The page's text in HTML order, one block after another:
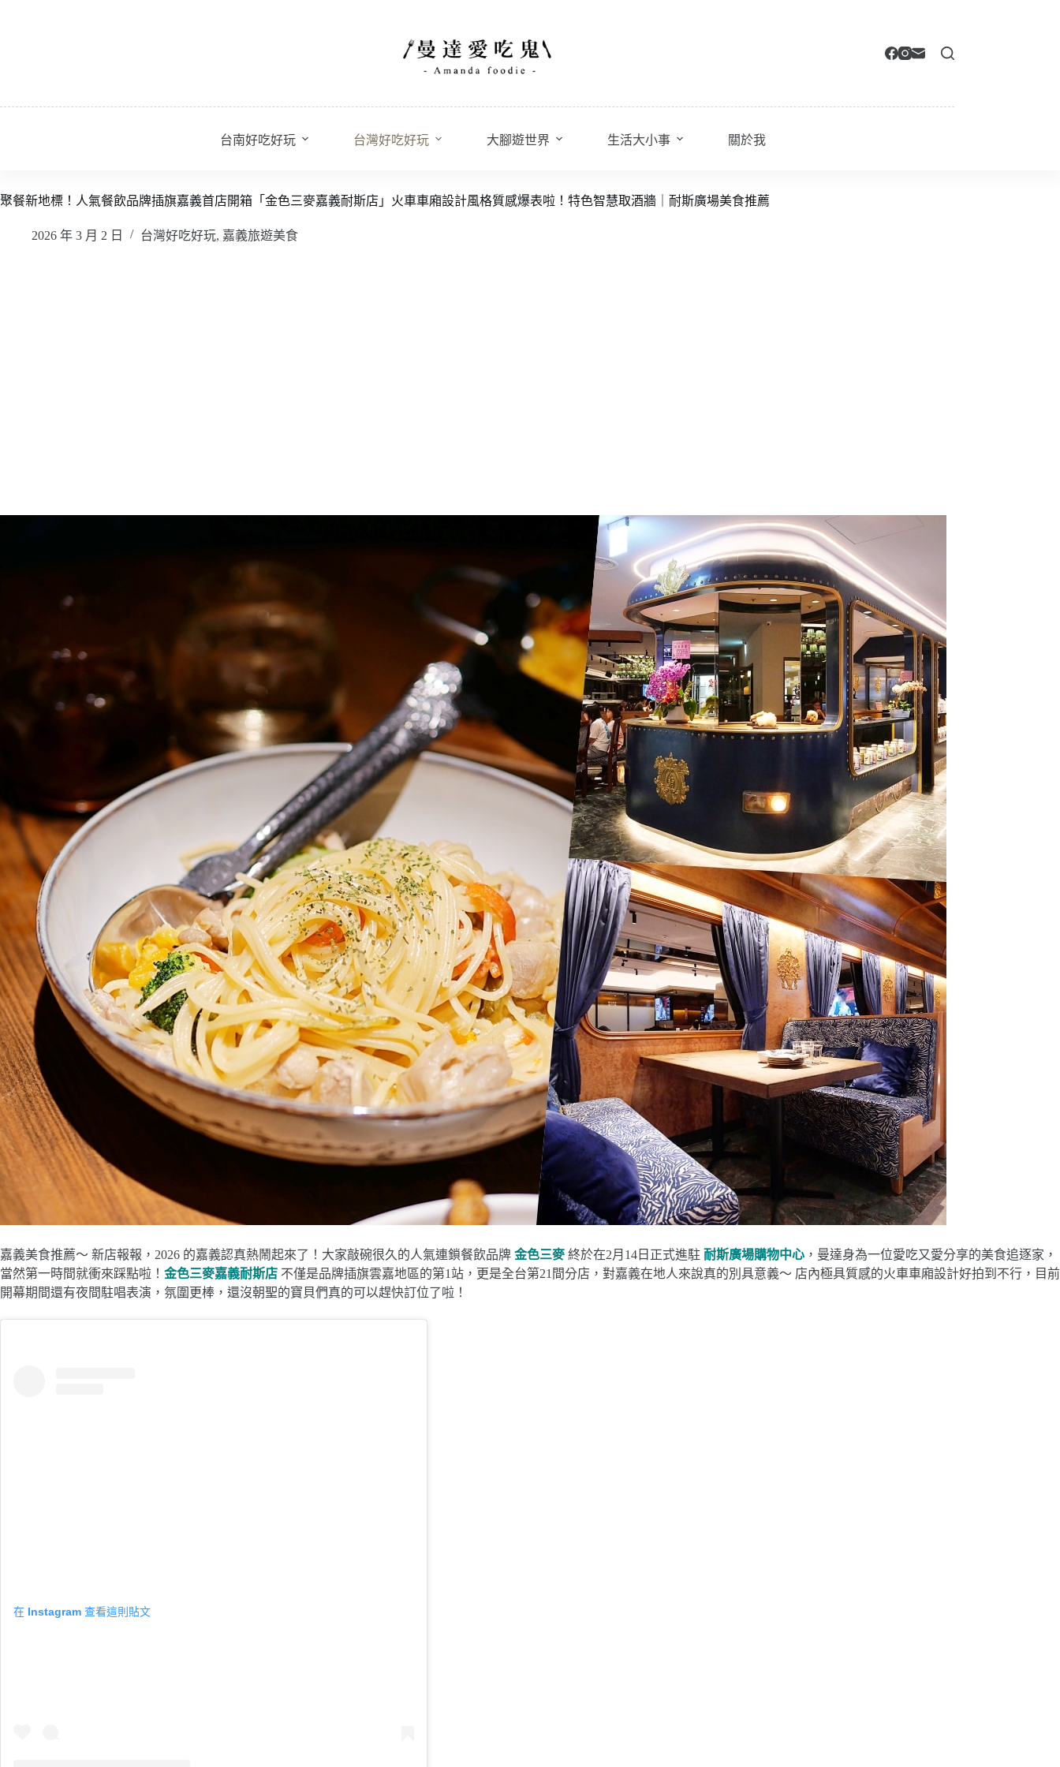
容
台南好吃好玩 台灣好吃好玩 大腳遊世界 生活大小事 關於我
聚餐新地標！人氣餐飲品牌插旗嘉義首店開箱「金色三麥嘉義耐斯店」火車車廂設計風格質感爆表啦！特色智慧取酒牆｜耐斯廣場美食推薦
2026 年 3 月 2 日 台灣好吃好玩, 嘉義旅遊美食
嘉義美食推薦～ 新店報報，2026 的嘉義認真熱鬧起來了！大家敲碗很久的人氣連鎖餐飲品牌 金色三麥終於在2月14日正式進駐 耐斯廣場購物中心 ，曼達身為一位愛吃又愛分享的美食追逐家，
當然第一時間就衝來踩點啦！ 金色三麥嘉義耐斯店 不僅是品牌插旗雲嘉地區的第1站，更是全台第21間分店，對嘉義在地人來說真的別具意義～ 店內極具質感的火車車廂設計好拍到不行，目前
開幕期間還有夜間駐唱表演，氛圍更棒，還沒朝聖的寶貝們真的可以趕快訂位了啦！
在 Instagram 查看這則貼文